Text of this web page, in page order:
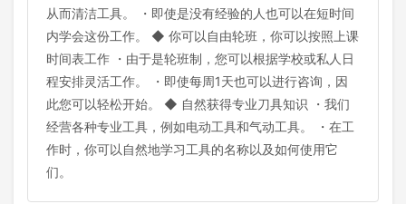
从而清洁工具。 ・即使是没有经验的人也可以在短时间
内学会这份工作。 ◆ 你可以自由轮班，你可以按照上课
时间表工作 ・由于是轮班制，您可以根据学校或私人日
程安排灵活工作。 ・即使每周1天也可以进行咨询，因
此您可以轻松开始。 ◆ 自然获得专业刀具知识 ・我们
经营各种专业工具，例如电动工具和气动工具。 ・在工
作时，你可以自然地学习工具的名称以及如何使用它
们。